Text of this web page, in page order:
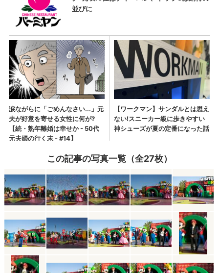
この記事の写真一覧（全27枚）